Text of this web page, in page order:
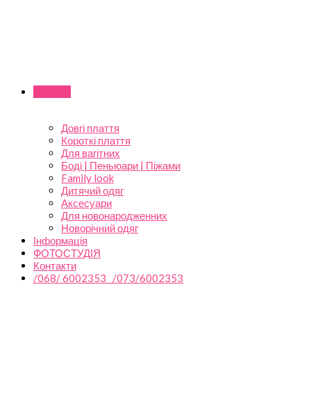
Довгі плаття
Короткі плаття
Для вагітних
Боді | Пеньюари | Піжами
Family look
Дитячий одяг
Аксесуари
Для новонародженних
Новорічний одяг
Інформація
ФОТОСТУДІЯ
Контакти
/068/ 6002353 /073/6002353